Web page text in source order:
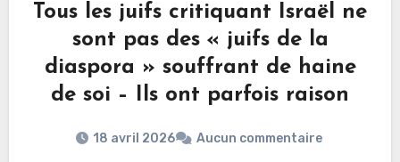
Tous les juifs critiquant Israël ne
sont pas des « juifs de la
diaspora » souffrant de haine
de soi – Ils ont parfois raison
18 avril 2026 Aucun commentaire